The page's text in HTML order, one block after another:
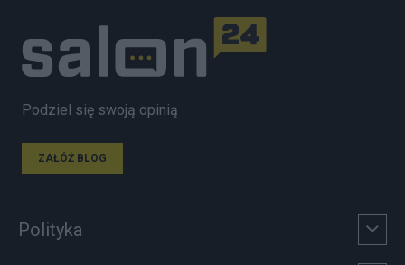
Podziel się swoją opinią
ZAŁÓŻ BLOG
Polityka